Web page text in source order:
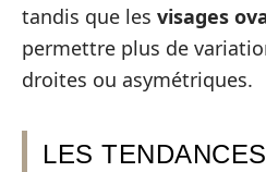
tandis que les visages
permettre plus de
droites ou asymétriques.
LES